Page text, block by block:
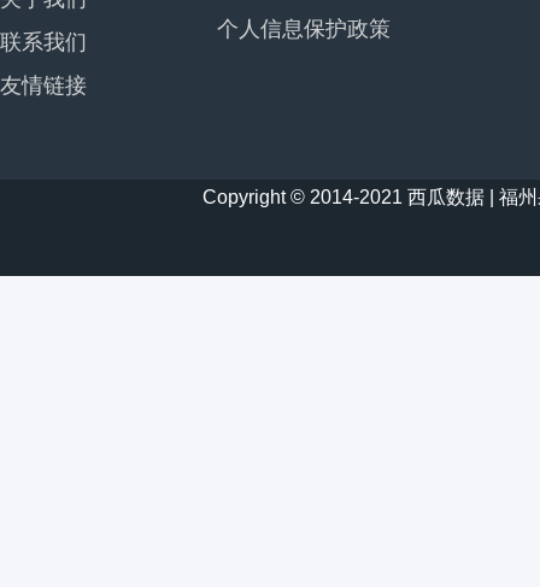
联系我们
友情链接
个人信息保护政策
Copyright © 2014-2021 西瓜数据 | 福